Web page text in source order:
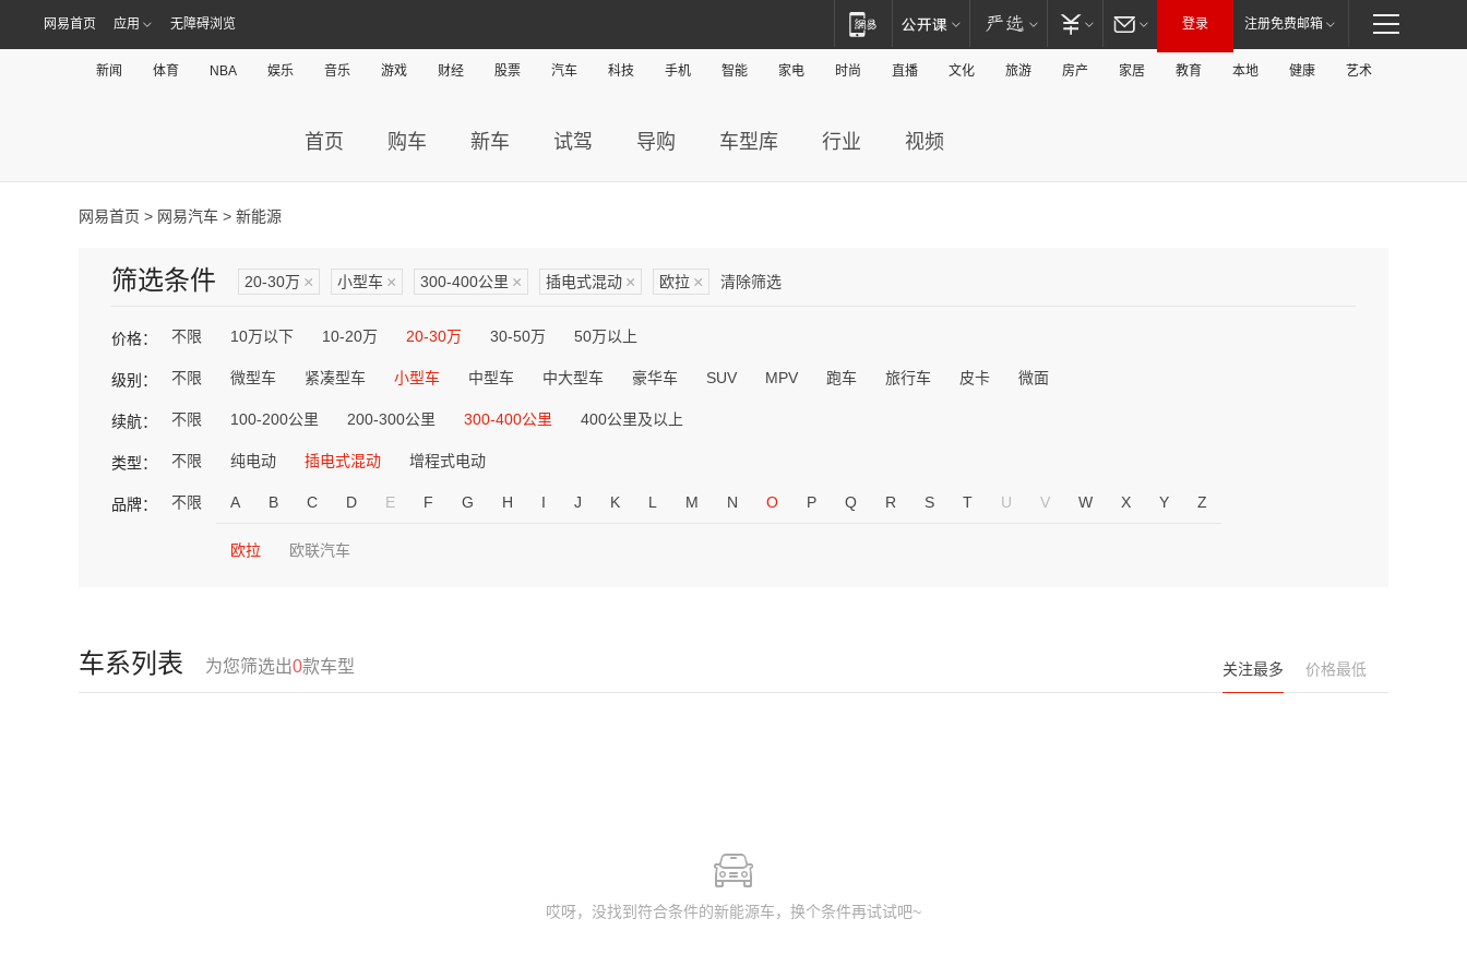
网易首页 应用 无障碍浏览 登录 注册免费邮箱
新闻 体育 NBA 娱乐 音乐 游戏 财经 股票 汽车 科技 手机 智能 家电 时尚 直播 文化 旅游 房产 家居 教育 本地 健康 艺术
首页 购车 新车 试驾 导购 车型库 行业 视频
网易首页 > 网易汽车 > 新能源
筛选条件 20-30万 × 小型车 × 300-400公里 × 插电式混动 × 欧拉 × 清除筛选
价格： 不限 10万以下 10-20万 20-30万 30-50万 50万以上
级别： 不限 微型车 紧凑型车 小型车 中型车 中大型车 豪华车 SUV MPV 跑车 旅行车 皮卡 微面
续航： 不限 100-200公里 200-300公里 300-400公里 400公里及以上
类型： 不限 纯电动 插电式混动 增程式电动
品牌： 不限 A B C D E F G H I J K L M N O P Q R S T U V W X Y Z
欧拉 欧联汽车
车系列表 为您筛选出0款车型 关注最多 价格最低
哎呀，没找到符合条件的新能源车，换个条件再试试吧~